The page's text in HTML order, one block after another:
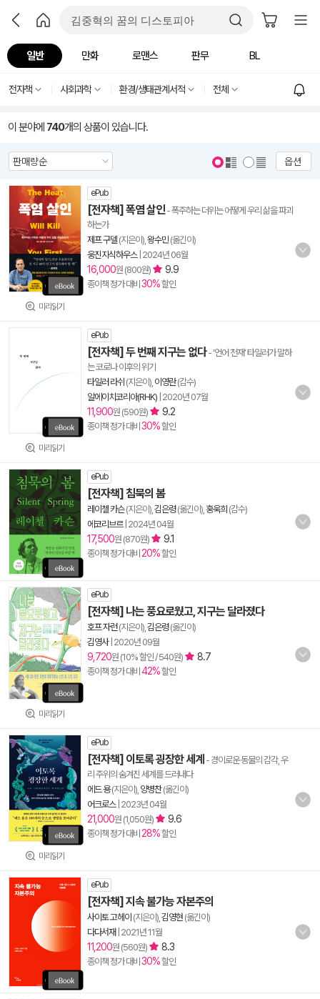
일반 만화 로맨스 판무 BL
전자책 사회과학 환경/생태관계서적 전체
이 분야에 740개의 상품이 있습니다.
옵션
미리읽기
ePub
[전자책] 폭염 살인- 폭주하는 더위는 어떻게 우리 삶을 파괴
하는가
제프 구델 (지은이), 왕수민(옮긴이)
웅진지식하우스| 2024년 06월
16,000원 (800원) 9.9
종이책 정가 대비 30%할인
미리읽기
ePub
[전자책] 두 번째 지구는 없다- ‘언어 천재’ 타일러가 말하
는 코로나 이후의 위기
타일러 라쉬 (지은이), 이영란(감수)
알에이치코리아(RHK) 2020년 07월
11,900원 (590원) 9.2
종이책 정가 대비 30%할인
ePub
[전자책] 침묵의 봄
레이첼 카슨(지은이), 김은령(옮긴이), 홍욱희 (감수)
에코리브르| 2024년 04월
17,500원 (870원) 9.1
종이책 정가 대비 20%할인
미리읽기
ePub
[전자책] 나는 풍요로웠고, 지구는 달라졌다
호프 자런(지은이), 김은령(옮긴이)
김영사| 2020년 09월
9,720원 (10% 할인 / 540원) 8.7
종이책 정가 대비 42%할인
미리읽기
ePub
[전자책] 이토록 굉장한 세계 - 경이로운 동물의 감각, 우
리 주위의 숨겨진 세계를 드러내다
에드 용(지은이), 양병찬(옮긴이)
어크로스| 2023년 04월
21,000원 (1,050원) 9.6
종이책 정가 대비 28%할인
ePub
[전자책] 지속 불가능 자본주의
사이토 고헤이 (지은이), 김영현 (옮긴이)
다다서재 2021년 11월
11,200원 (560원) 8.3
종이책 정가 대비 30%할인